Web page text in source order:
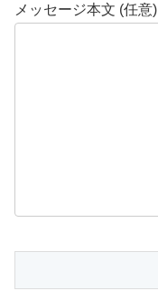
メッセージ本文 (任意)